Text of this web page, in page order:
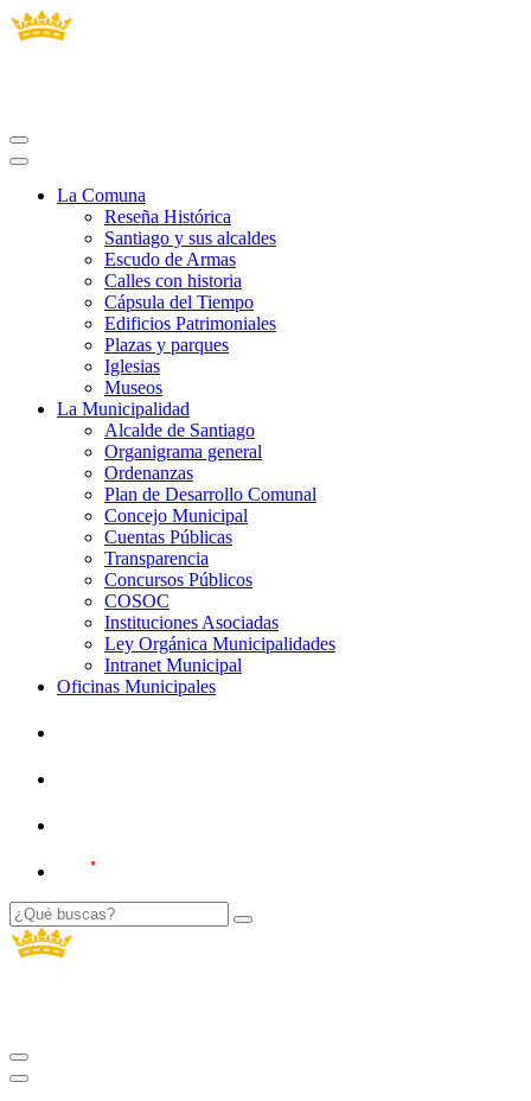
La Comuna
Reseña Histórica
Santiago y sus alcaldes
Escudo de Armas
Calles con historia
Cápsula del Tiempo
Edificios Patrimoniales
Plazas y parques
Iglesias
Museos
La Municipalidad
Alcalde de Santiago
Organigrama general
Ordenanzas
Plan de Desarrollo Comunal
Concejo Municipal
Cuentas Públicas
Transparencia
Concursos Públicos
COSOC
Instituciones Asociadas
Ley Orgánica Municipalidades
Intranet Municipal
Oficinas Municipales